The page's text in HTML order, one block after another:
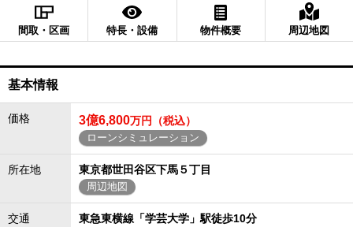
間取・区画 特長・設備 物件概要 周辺地図
基本情報
価格 3億6,800万円（税込）
ローンシミュレーション
所在地 東京都世田谷区下馬５丁目
周辺地図
交通
東急東横線「学芸大学」駅徒歩10分